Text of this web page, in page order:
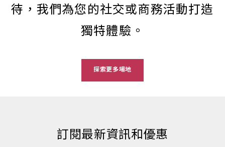
待，我們為您的社交或商務活動打造
獨特體驗。
探索更多場地
訂閱最新資訊和優惠